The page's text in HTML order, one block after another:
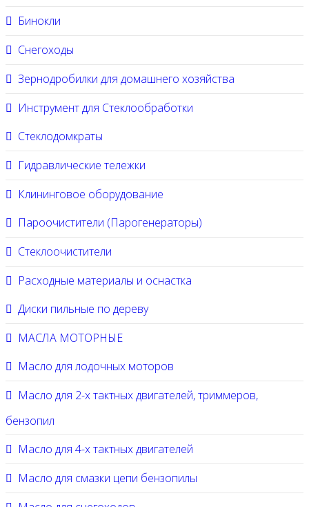
Бинокли
Снегоходы
Зернодробилки для домашнего хозяйства
Инструмент для Стеклообработки
Стеклодомкраты
Гидравлические тележки
Клининговое оборудование
Пароочистители (Парогенераторы)
Стеклоочистители
Расходные материалы и оснастка
Диски пильные по дереву
МАСЛА МОТОРНЫЕ
Масло для лодочных моторов
Масло для 2-х тактных двигателей, триммеров,
бензопил
Масло для 4-х тактных двигателей
Масло для смазки цепи бензопилы